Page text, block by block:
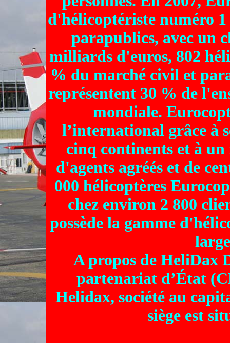
d'hélicoptériste numéro
parapublics, avec un
milliards d'euros, 802
% du marché civil et
représentent 30 % de
mondiale.
l’international grâce à
cinq continents et à un
d'agents agréés et de
000 hélicoptères
chez environ 2 800
possède la gamme
A propos de HeliDax
partenariat d’État
Helidax, société au
siège est